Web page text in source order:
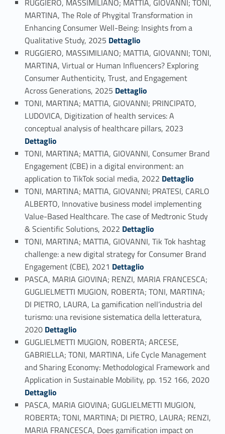
RUGGIERO, MASSIMILIANO; MATTIA, GIOVANNI; TONI,
MARTINA, The Role of Phygital Transformation in
Enhancing Consumer Well-Being: Insights from a
Qualitative Study, 2025 Link identifier #identifier_person_64818-17
Dettaglio
RUGGIERO, MASSIMILIANO; MATTIA, GIOVANNI; TONI,
MARTINA, Virtual or Human Influencers? Exploring
Consumer Authenticity, Trust, and Engagement
Across Generations, 2025 Link identifier #identifier_person_128306-18
Dettaglio
TONI, MARTINA; MATTIA, GIOVANNI; PRINCIPATO,
LUDOVICA, Digitization of health services: A
conceptual analysis of healthcare pillars, 2023
Dettaglio
TONI, MARTINA; MATTIA, GIOVANNI, Consumer Brand
Engagement (CBE) in a digital environment: an
application to TikTok social media, 2022 Link identifier #identifier_person_99575-20
Dettaglio
TONI, MARTINA; MATTIA, GIOVANNI; PRATESI, CARLO
ALBERTO, Innovative business model implementing
Value-Based Healthcare. The case of Medtronic Study
& Scientific Solutions, 2022 Link identifier #identifier_person_133773-21
Dettaglio
TONI, MARTINA; MATTIA, GIOVANNI, Tik Tok hashtag
challenge: a new digital strategy for Consumer Brand
Engagement (CBE), 2021 Link identifier #identifier_person_190425-22
Dettaglio
PASCA, MARIA GIOVINA; RENZI, MARIA FRANCESCA;
GUGLIELMETTI MUGION, ROBERTA; TONI, MARTINA;
DI PIETRO, LAURA, La gamification nell’industria del
turismo: una revisione sistematica della letteratura,
2020 Link identifier #identifier_person_49843-23
Dettaglio
GUGLIELMETTI MUGION, ROBERTA; ARCESE,
GABRIELLA; TONI, MARTINA, Life Cycle Management
and Sharing Economy: Methodological Framework and
Application in Sustainable Mobility, pp. 152 166, 2020
Dettaglio
PASCA, MARIA GIOVINA; GUGLIELMETTI MUGION,
ROBERTA; TONI, MARTINA; DI PIETRO, LAURA; RENZI,
MARIA FRANCESCA, Does gamification impact on